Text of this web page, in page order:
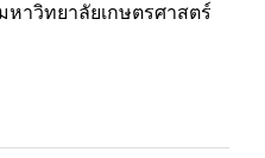
าวิทยาลัยเกษตรศาสตร์